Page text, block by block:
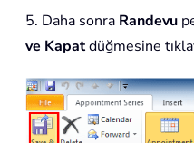
5. Daha sonra Randevu
ve Kapatdüğmesine